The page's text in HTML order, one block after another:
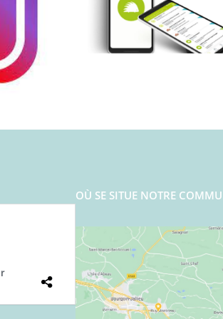
OÙ SE SITUE NOTRE